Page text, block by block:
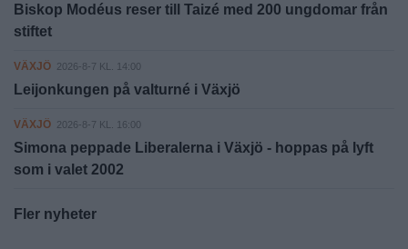
Biskop Modéus reser till Taizé med 200 ungdomar från
stiftet
VÄXJÖ 2026-8-7 KL. 14:00
Leijonkungen på valturné i Växjö
VÄXJÖ 2026-8-7 KL. 16:00
Simona peppade Liberalerna i Växjö - hoppas på lyft
som i valet 2002
Fler nyheter